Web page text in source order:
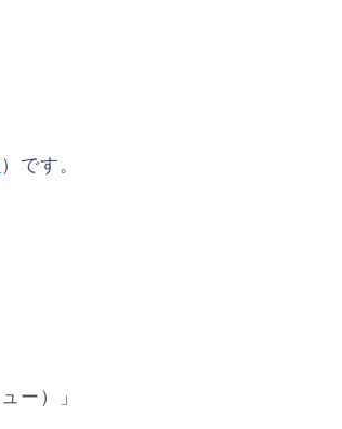
）です。
ー）」